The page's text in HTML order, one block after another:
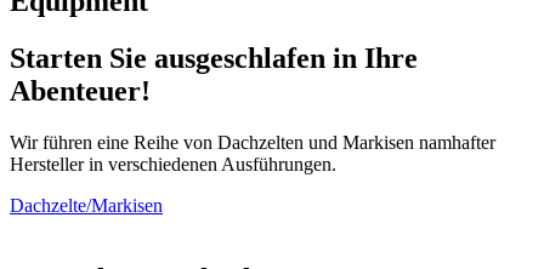
Starten Sie ausgeschlafen in Ihre
Abenteuer!
Wir führen eine Reihe von Dachzelten und Markisen namhafter
Hersteller in verschiedenen Ausführungen.
Dachzelte/Markisen